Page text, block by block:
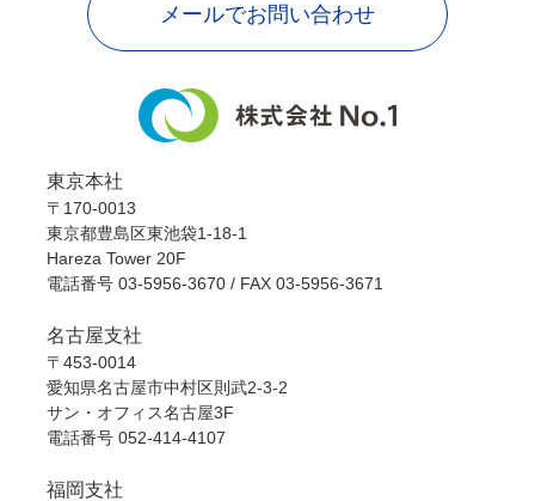
メールでお問い合わせ
東京本社
〒170-0013
東京都豊島区東池袋1-18-1
Hareza Tower 20F
電話番号 03-5956-3670/ FAX 03-5956-3671
名古屋支社
〒453-0014
愛知県名古屋市中村区則武2-3-2
サン・オフィス名古屋3F
電話番号 052-414-4107
福岡支社